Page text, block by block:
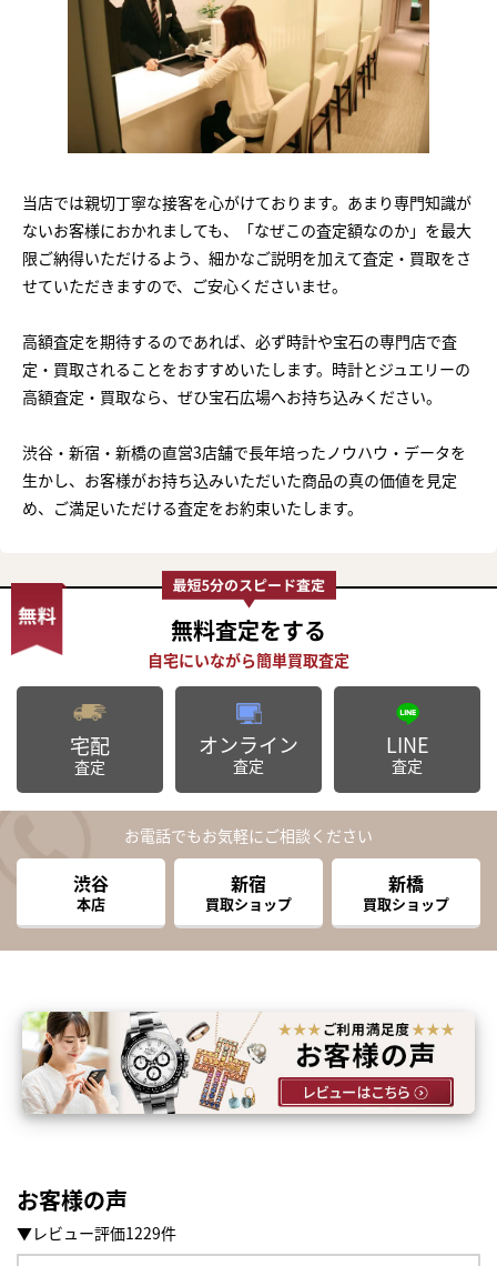
当店では親切丁寧な接客を心がけております。あまり専門知識が
ないお客様におかれましても、「なぜこの査定額なのか」を最大
限ご納得いただけるよう、細かなご説明を加えて査定・買取をさ
せていただきますので、ご安心くださいませ。
高額査定を期待するのであれば、必ず時計や宝石の専門店で査
定・買取されることをおすすめいたします。時計とジュエリーの
高額査定・買取なら、ぜひ宝石広場へお持ち込みください。
渋谷・新宿・新橋の直営3店舗で長年培ったノウハウ・データを
生かし、お客様がお持ち込みいただいた商品の真の価値を見定
め、ご満足いただける査定をお約束いたします。
無料査定をする
宅配
査定
オンライン
査定
LINE
査定
お電話でもお気軽にご相談ください
渋谷
本店
新宿
買取ショップ
新橋
買取ショップ
お客様の声
▼レビュー評価1229件